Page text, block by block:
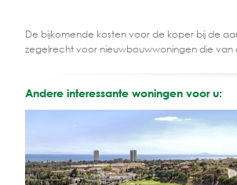
De bijkomende kosten voor de koper bij de
zegelrecht voor nieuwbouwwoningen die
Andere interessante woningen voor u: